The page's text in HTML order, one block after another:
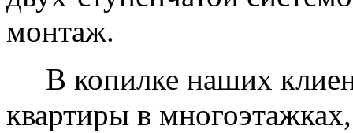
монтаж.
В копилке наших
квартиры в